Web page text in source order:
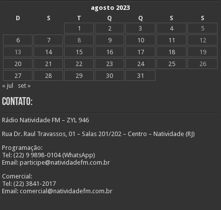
agosto 2023
D
S T Q Q S
S
1
2 3 4
5
6
7 8 9 10 11
12
13
14 15 16 17 18
19
20
21 22 23 24 25
26
27
28 29 30
31
« jul
set »
Contato:
Rádio Natividade FM – ZYL 946
Rua Dr. Raul Travassos, 01 – Salas 201/202 – Centro – Natividade (RJ)
Programação:
Tel: (22) 9 9898-0104 (WhatsApp)
Email: participe@natividadefm.com.br
Comercial:
Tel: (22) 3841-2017
Email: comercial@natividadefm.com.br